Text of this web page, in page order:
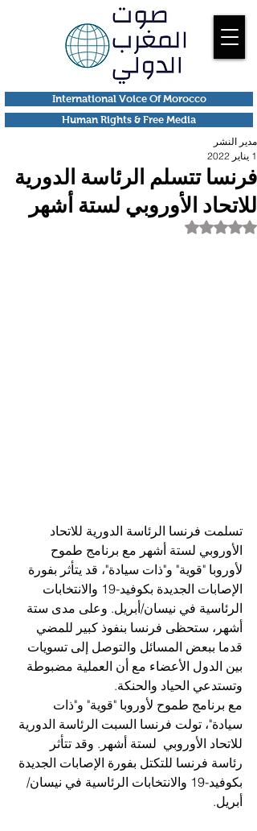
Human Rights & Free Media
International Voice Of Morocco
فرنسا تتسلم الرئاسة الدورية
للاتحاد الأوروبي لستة أشهر
مدير النشر
1 يناير 2022
تم التقييم بـ ليس رقمًا من أصل 5 نجوم.
تسلمت فرنسا الرئاسة الدورية للاتحاد
الأوروبي لستة أشهر مع برنامج طموح
لأوروبا "قوية" و"ذات سيادة"، قد يتأثر بفورة
الإصابات الجديدة بكوفيد-19 والانتخابات
الرئاسية في نيسان/أبريل. وعلى مدى ستة
أشهر، ستحظى فرنسا بنفوذ كبير للمضي
قدما ببعض المسائل والتوصل إلى تسويات
بين الدول الأعضاء مع أن العملية مضبوطة
وتستدعي الحياد والحنكة.
مع برنامج طموح لأوروبا "قوية" و"ذات
سيادة"، تولت فرنسا السبت الرئاسة الدورية
للاتحاد الأوروبي  لستة أشهر. وقد تتأثر
رئاسة فرنسا للتكتل بفورة الإصابات الجديدة
بكوفيد-19 والانتخابات الرئاسية في نيسان/
أبريل.